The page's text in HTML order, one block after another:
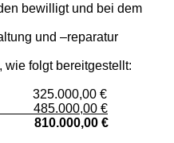
bewilligt und bei dem
und –reparatur
folgt bereitgestellt:
325.000,00 €
485.000,00 €
€